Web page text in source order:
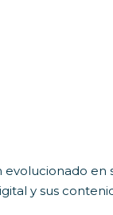
evolucionado en
y sus